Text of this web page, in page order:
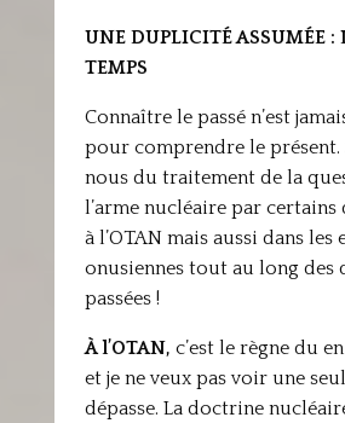
UNE DUPLICITÉ ASSUMÉE :
TEMPS
Connaître le passé n’est
pour comprendre le présent.
nous du traitement de la
l’arme nucléaire par certains
à l’OTAN mais aussi dans les
onusiennes tout au long des
passées !
À l’OTAN, c’est le règne du
et je ne veux pas voir une
dépasse. La doctrine